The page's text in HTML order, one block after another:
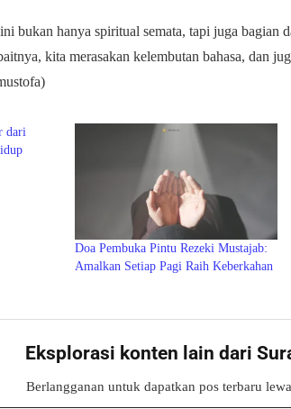
bukan hanya spiritual semata, tapi juga bagian
kita merasakan kelembutan bahasa, dan
dari
Doa Pembuka Pintu Rezeki Mustajab:
Amalkan Setiap Pagi Raih Keberkahan
Eksplorasi konten lain dari
Berlangganan untuk dapatkan pos terbaru